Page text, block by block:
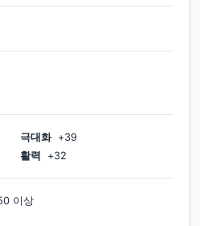
극대화 +39
활력 +32
이상